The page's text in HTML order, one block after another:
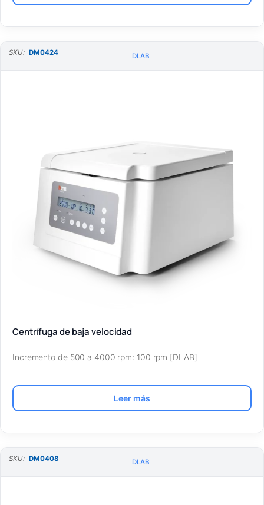
SKU: DM0424 DLAB
Centrífuga de baja velocidad
Incremento de 500 a 4000 rpm: 100 rpm [DLAB]
Leer más
SKU: DM0408 DLAB